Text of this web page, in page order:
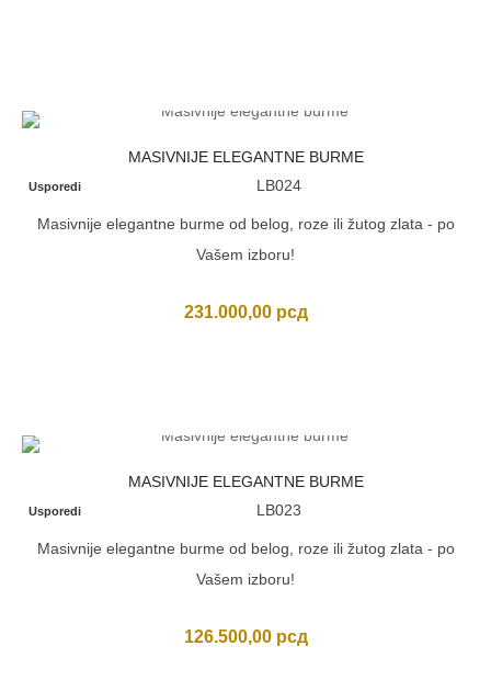
MASIVNIJE ELEGANTNE BURME
Usporedi LB024
Masivnije elegantne burme od belog, roze ili žutog zlata - po
Vašem izboru!
231.000,00 рсд
MASIVNIJE ELEGANTNE BURME
Usporedi LB023
Masivnije elegantne burme od belog, roze ili žutog zlata - po
Vašem izboru!
126.500,00 рсд